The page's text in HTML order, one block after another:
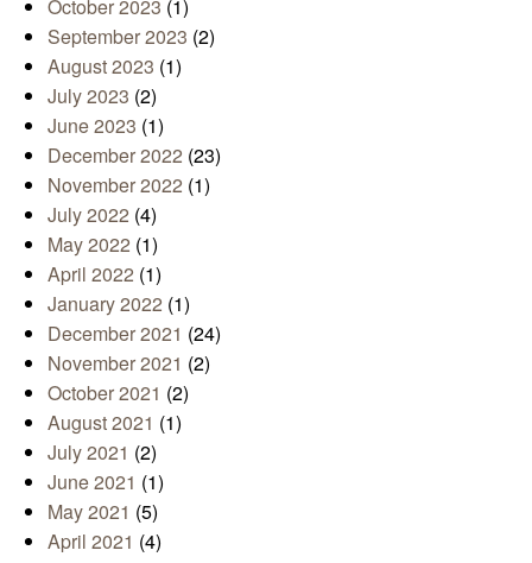
October 2023 (1)
September 2023 (2)
August 2023 (1)
July 2023 (2)
June 2023 (1)
December 2022 (23)
November 2022 (1)
July 2022 (4)
May 2022 (1)
April 2022 (1)
January 2022 (1)
December 2021 (24)
November 2021 (2)
October 2021 (2)
August 2021 (1)
July 2021 (2)
June 2021 (1)
May 2021 (5)
April 2021 (4)